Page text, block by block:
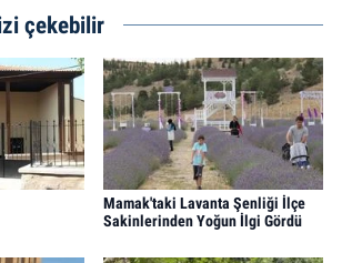
çekebilir
Mamak'taki Lavanta Şenliği İlçe
Sakinlerinden Yoğun İlgi Gördü